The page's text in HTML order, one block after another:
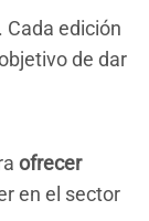
. Cada edición
de dar
ofrecer
en el sector